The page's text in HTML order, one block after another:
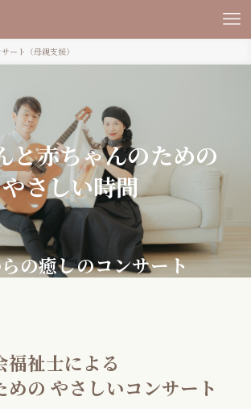
ート（母親支援）
と赤ちゃんのための
やさしい時間
の癒しのコンサート
福祉士による
めの やさしいコンサート